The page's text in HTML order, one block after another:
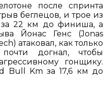
после спринта
беглецов, и трое из
за 22 км до финиша, а
Йонас Генс (Jonas
атаковал, как только
догнал, чтобы
гонщику.
Bull Km за 17,6 км до